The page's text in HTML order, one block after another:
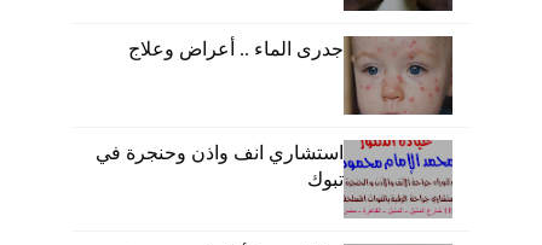
جدرى الماء .. أعراض وعلاج
استشاري انف واذن وحنجرة في
تبوك